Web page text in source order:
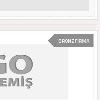
BRONZ FİRMA